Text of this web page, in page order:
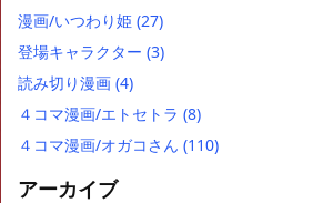
漫画/いつわり姫 (27)
登場キャラクター (3)
読み切り漫画 (4)
４コマ漫画/エトセトラ (8)
４コマ漫画/オガコさん (110)
アーカイブ